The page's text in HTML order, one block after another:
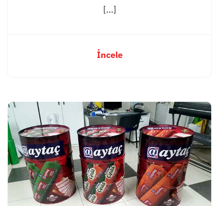
[...]
İncele